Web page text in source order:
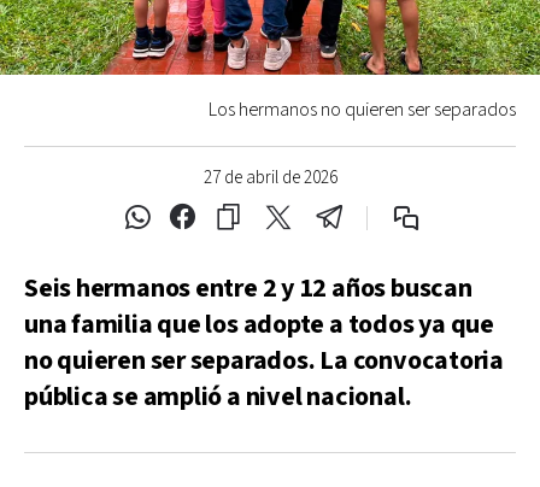
27 de abril de 2026
Los hermanos no quieren ser separados
Seis hermanos entre 2 y 12 años buscan
una familia que los adopte a todos ya que
no quieren ser separados. La convocatoria
pública se amplió a nivel nacional.